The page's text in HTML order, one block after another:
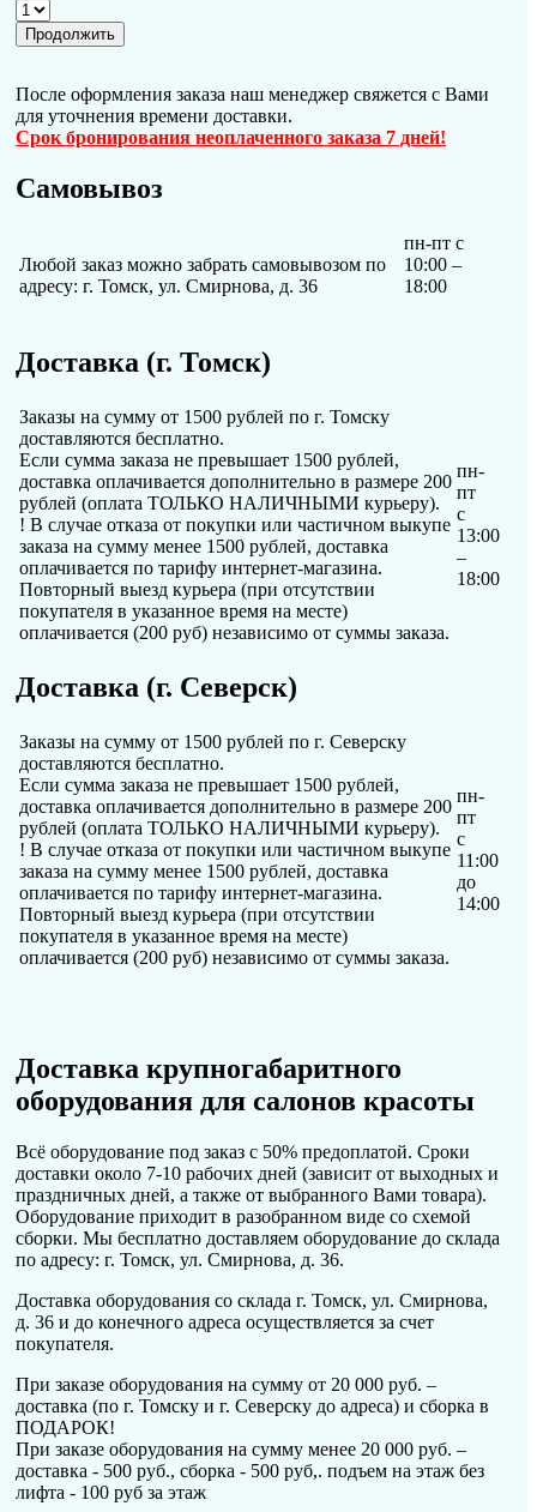
Продолжить
После оформления заказа наш менеджер свяжется с Вами
для уточнения времени доставки.
Срок бронирования неоплаченного заказа 7 дней!
Самовывоз
Любой заказ можно забрать самовывозом по
адресу: г. Томск, ул. Смирнова, д. 36
пн-пт с
10:00 –
18:00
Доставка (г. Томск)
Заказы на сумму от 1500 рублей по г. Томску
доставляются бесплатно.
Если сумма заказа не превышает 1500 рублей,
доставка оплачивается дополнительно в размере 200
рублей (оплата ТОЛЬКО НАЛИЧНЫМИ курьеру).
! В случае отказа от покупки или частичном выкупе
заказа на сумму менее 1500 рублей, доставка
оплачивается по тарифу интернет-магазина.
Повторный выезд курьера (при отсутствии
покупателя в указанное время на месте)
оплачивается (200 руб) независимо от суммы заказа.
пн-
пт
с
13:00
–
18:00
Доставка (г. Северск)
Заказы на сумму от 1500 рублей по г. Северску
доставляются бесплатно.
Если сумма заказа не превышает 1500 рублей,
доставка оплачивается дополнительно в размере 200
рублей (оплата ТОЛЬКО НАЛИЧНЫМИ курьеру).
! В случае отказа от покупки или частичном выкупе
заказа на сумму менее 1500 рублей, доставка
оплачивается по тарифу интернет-магазина.
Повторный выезд курьера (при отсутствии
покупателя в указанное время на месте)
оплачивается (200 руб) независимо от суммы заказа.
пн-
пт
с
11:00
до
14:00
Доставка крупногабаритного
оборудования для салонов красоты
Всё оборудование под заказ с 50% предоплатой. Сроки
доставки около 7-10 рабочих дней (зависит от выходных и
праздничных дней, а также от выбранного Вами товара).
Оборудование приходит в разобранном виде со схемой
сборки. Мы бесплатно доставляем оборудование до склада
по адресу: г. Томск, ул. Смирнова, д. 36.
Доставка оборудования со склада г. Томск, ул. Смирнова,
д. 36 и до конечного адреса осуществляется за счет
покупателя.
При заказе оборудования на сумму от 20 000 руб. –
доставка (по г. Томску и г. Северску до адреса) и сборка в
ПОДАРОК!
При заказе оборудования на сумму менее 20 000 руб. –
доставка - 500 руб., сборка - 500 руб,. подъем на этаж без
лифта - 100 руб за этаж